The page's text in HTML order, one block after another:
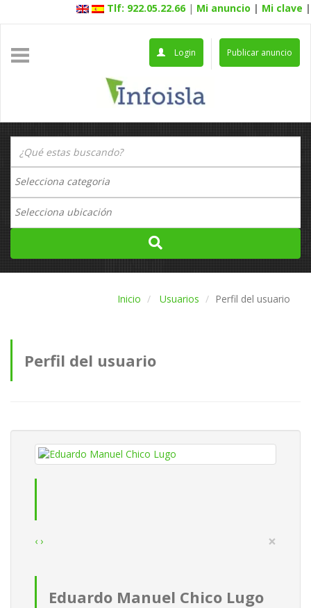
Tlf: 922.05.22.66 | Mi anuncio | Mi clave |
Publicar anuncio
Login
Inicio Usuarios Perfil del usuario
Perfil del usuario
‹ › ×
Eduardo Manuel Chico Lugo